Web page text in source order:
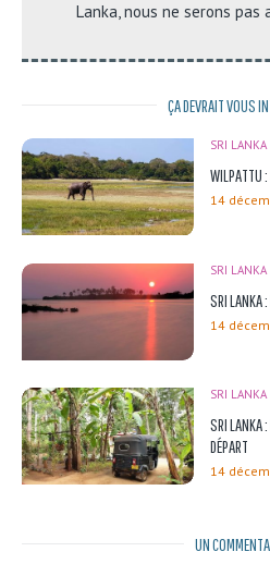
Lanka, nous ne serons
ÇA DEVRAIT VOUS
SRI LANKA
WILPATTU :
14
SRI LANKA
SRI LANKA
14
SRI LANKA
SRI LANKA
DÉPART
14
UN